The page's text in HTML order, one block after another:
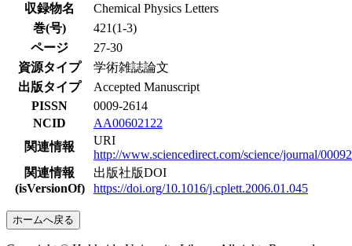
収録物名
Chemical Physics Letters
巻(号)
421(1-3)
ページ
27-30
資源タイプ
学術雑誌論文
出版タイプ
Accepted Manuscript
PISSN
0009-2614
NCID
AA00602122
関連情報
URI
http://www.sciencedirect.com/science/journal/
関連情報
(isVersionOf)
出版社版DOI
https://doi.org/10.1016/j.cplett.2006.01.045
ホームへ戻る